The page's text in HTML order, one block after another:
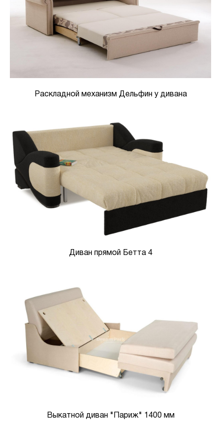
Раскладной механизм Дельфин у дивана
Диван прямой Бетта 4
Выкатной диван "Париж" 1400 мм